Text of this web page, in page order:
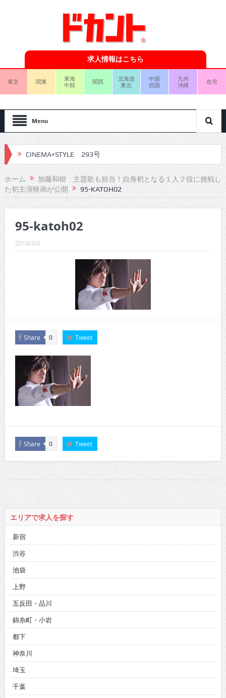
求人情報はこちら
東京 関東
東海
中部
関西
北海道
東北
中国
四国
九州
沖縄
在宅
Menu
CINEMA×STYLE 293号
CINEMA×STYLE 292号
CINEMA×STYLE 291号
CINEMA×STYLE 289号
CINEMA×STYLE 287号
CINEMA×STYLE 286号
CINEMA×STYLE 285号
ホーム
加藤和樹 主題歌も担当！自身初となる１人２役に挑戦し
た初主演映画が公開
95-KATOH02
95-katoh02
2018/3/6
Share 0 Tweet
Share 0 Tweet
エリアで求人を探す
新宿
渋谷
池袋
上野
五反田・品川
錦糸町・小岩
都下
神奈川
埼玉
千葉